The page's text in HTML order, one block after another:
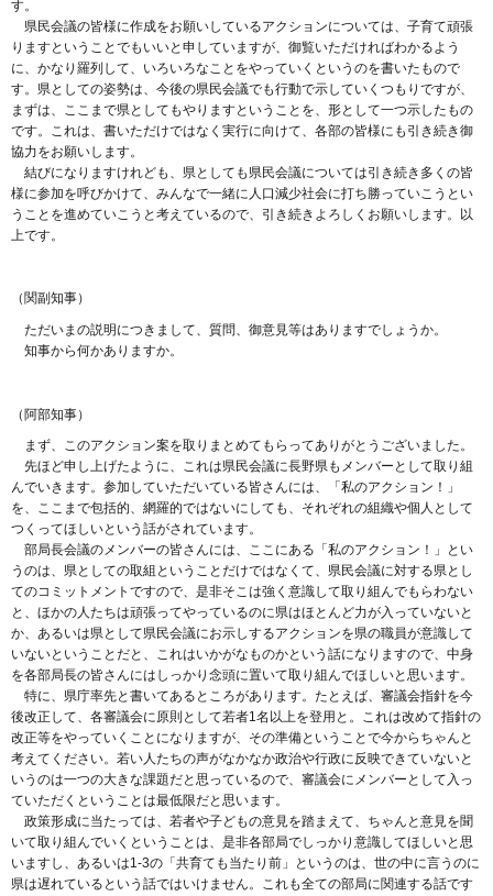
す。
県民会議の皆様に作成をお願いしているアクションについては、子育て頑張
りますということでもいいと申していますが、御覧いただければわかるよう
に、かなり羅列して、いろいろなことをやっていくというのを書いたもので
す。県としての姿勢は、今後の県民会議でも行動で示していくつもりですが、
まずは、ここまで県としてもやりますということを、形として一つ示したもの
です。これは、書いただけではなく実行に向けて、各部の皆様にも引き続き御
協力をお願いします。
結びになりますけれども、県としても県民会議については引き続き多くの皆
様に参加を呼びかけて、みんなで一緒に人口減少社会に打ち勝っていこうとい
うことを進めていこうと考えているので、引き続きよろしくお願いします。以
上です。
（関副知事）
ただいまの説明につきまして、質問、御意見等はありますでしょうか。
知事から何かありますか。
（阿部知事）
まず、このアクション案を取りまとめてもらってありがとうございました。
先ほど申し上げたように、これは県民会議に長野県もメンバーとして取り組
んでいきます。参加していただいている皆さんには、「私のアクション！」
を、ここまで包括的、網羅的ではないにしても、それぞれの組織や個人として
つくってほしいという話がされています。
部局長会議のメンバーの皆さんには、ここにある「私のアクション！」とい
うのは、県としての取組ということだけではなくて、県民会議に対する県とし
てのコミットメントですので、是非そこは強く意識して取り組んでもらわない
と、ほかの人たちは頑張ってやっているのに県はほとんど力が入っていないと
か、あるいは県として県民会議にお示しするアクションを県の職員が意識して
いないということだと、これはいかがなものかという話になりますので、中身
を各部局長の皆さんにはしっかり念頭に置いて取り組んでほしいと思います。
特に、県庁率先と書いてあるところがあります。たとえば、審議会指針を今
後改正して、各審議会に原則として若者1名以上を登用と。これは改めて指針の
改正等をやっていくことになりますが、その準備ということで今からちゃんと
考えてください。若い人たちの声がなかなか政治や行政に反映できていないと
いうのは一つの大きな課題だと思っているので、審議会にメンバーとして入っ
ていただくということは最低限だと思います。
政策形成に当たっては、若者や子どもの意見を踏まえて、ちゃんと意見を聞
いて取り組んでいくということは、是非各部局でしっかり意識してほしいと思
いますし、あるいは1-3の「共育ても当たり前」というのは、世の中に言うのに
県は遅れているという話ではいけません。これも全ての部局に関連する話です